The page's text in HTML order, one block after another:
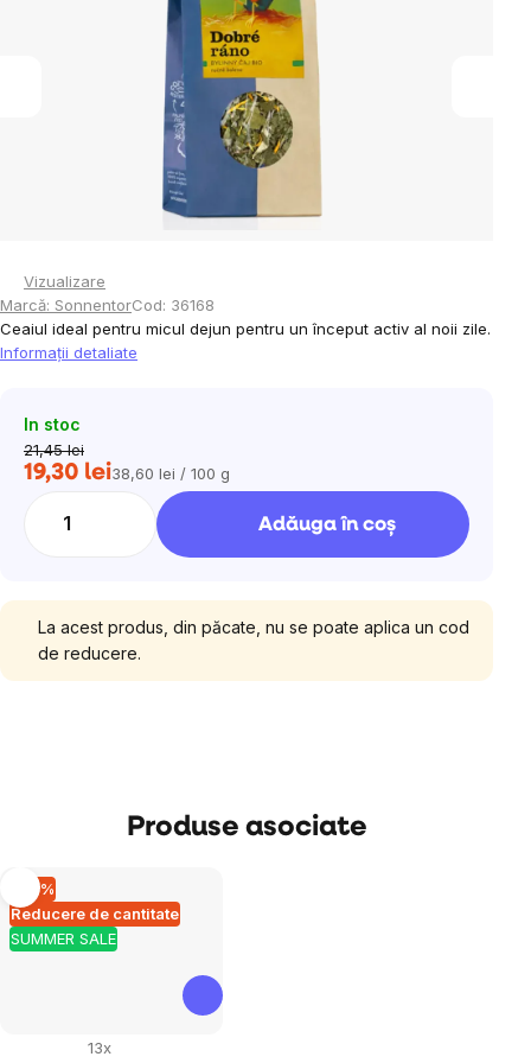
5
stele.
Vizualizare
Marcă: SonnentorCod: 36168
Ceaiul ideal pentru micul dejun pentru un început activ al noii zile.
Informaţii detaliate
In stoc
21,45 lei
19,30 leiEvaluare
38,60 lei / 100 g
Adăuga în coş
La acest produs, din păcate, nu se poate aplica un cod
de reducere.
Produse asociate
Reducere de cantitate
SUMMER SALE
–10 %
13x